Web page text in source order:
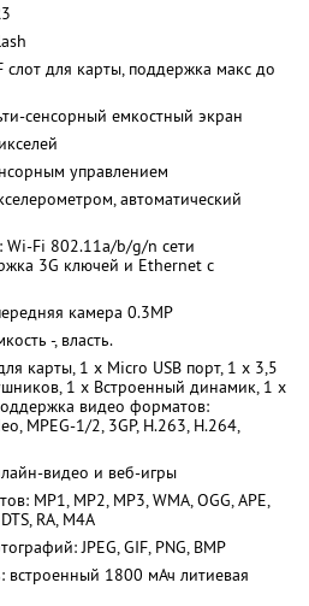
для карты, поддержка макс до
сенсорный емкостный экран
управлением
автоматический
Wi-Fi 802.11a/b/g/n сети
3G ключей и Ethernet с
камера 0.3MP
-, власть.
карты, 1 х Micro USB порт, 1 х 3,5
1 х Встроенный динамик, 1 х
видео форматов:
MPEG-1/2, 3GP, H.263, H.264,
видео и веб-игры
MP1, MP2, MP3, WMA, OGG, APE,
RA, M4A
JPEG, GIF, PNG, BMP
1800 мАч литиевая